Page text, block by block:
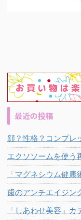
最近の投稿
顔？性格？コンプレ
エクソソームを使う
「マグネシウム健
歯のアンチエイジン
「しあわせ美容」